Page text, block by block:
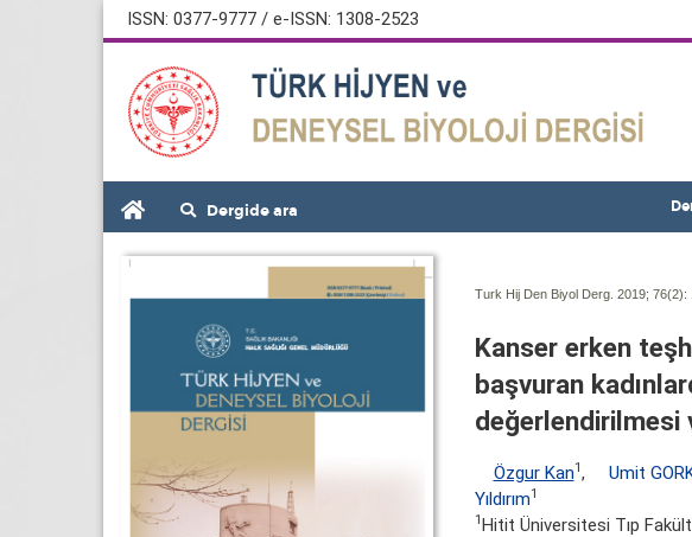
ISSN: 0377-9777 / e-ISSN: 1308-2523
Dergide ara
Turk Hij Den Biyol Derg. 2019; 76(2):
Kanser erken
başvuran
değerlendirilmesi
Özgur Kan1 , Umit
Yıldırım1
1 Hitit Üniversitesi Tıp